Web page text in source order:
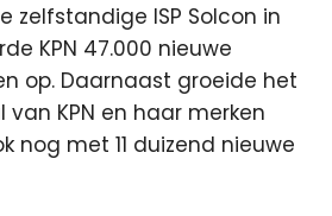
zelfstandige ISP Solcon in
KPN 47.000 nieuwe
op. Daarnaast groeide het
KPN en haar merken
nog met 11 duizend nieuwe